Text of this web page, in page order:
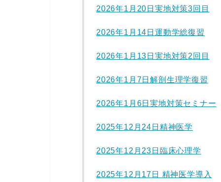
2026年1月20日実地対策3回目
2026年1月14日運動学総復習
2026年1月13日実地対策2回目
2026年1月7日解剖生理学復習
2026年1月6日実地対策セミナー
2025年12月24日精神医学
2025年12月23日臨床心理学
2025年12月17日 精神医学導入